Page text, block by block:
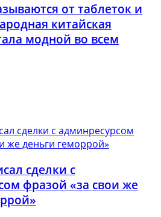
от таблеток и
китайская
модной во всем
сделки с
фразой «за свои же